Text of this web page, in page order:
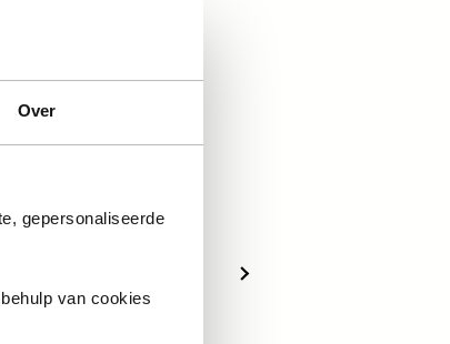
Over
gepersonaliseerde
van cookies